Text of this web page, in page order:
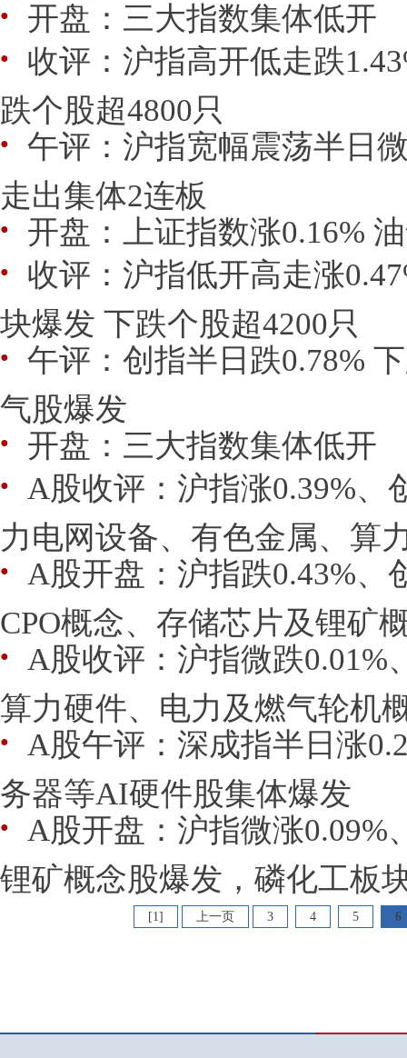
● 开盘：三大指数集体低开
● 收评：沪指高开低走跌
跌个股超4800只
● 午评：沪指宽幅震荡半日
走出集体2连板
● 开盘：上证指数涨0.16%
● 收评：沪指低开高走涨
块爆发 下跌个股超4200只
● 午评：创指半日跌0.78%
气股爆发
● 开盘：三大指数集体低开
● A股收评：沪指涨0.39%、
力电网设备、有色金属、算
● A股开盘：沪指跌0.43%、
CPO概念、存储芯片及锂矿
● A股收评：沪指微跌0.01%
算力硬件、电力及燃气轮机
● A股午评：深成指半日涨
务器等AI硬件股集体爆发
● A股开盘：沪指微涨0.09%
锂矿概念股爆发，磷化工板
[1] 上一页 3 4 5 6